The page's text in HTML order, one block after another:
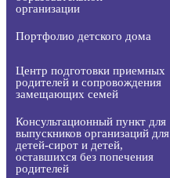
организации
Портфолио детского дома
Центр подготовки приемных
родителей и сопровождения
замещающих семей
Консультационный пункт для
выпускников организаций для
детей-сирот и детей,
оставшихся без попечения
родителей